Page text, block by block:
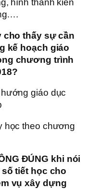
hình thành kiến
cho thấy sự cần
kế hoạch giáo
chương trình
giáo dục
học theo chương
ĐÚNG khi nói
tiết học cho
vụ xây dựng